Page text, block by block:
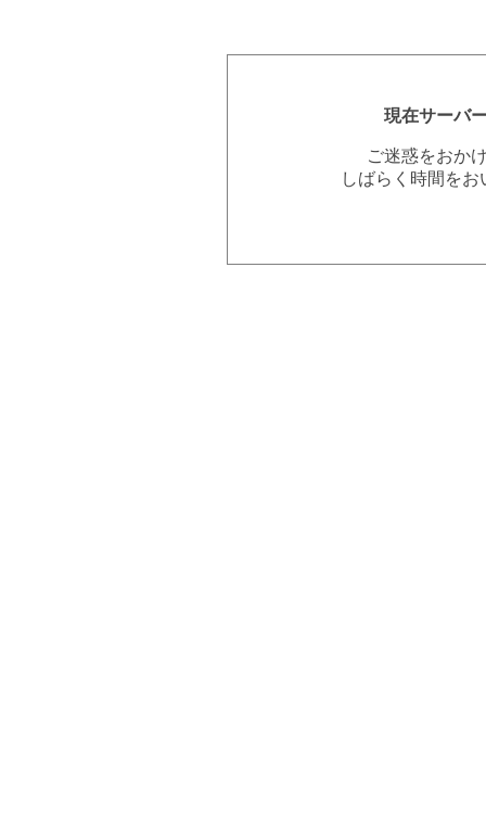
現在サーバ
ご迷惑をおか
しばらく時間を